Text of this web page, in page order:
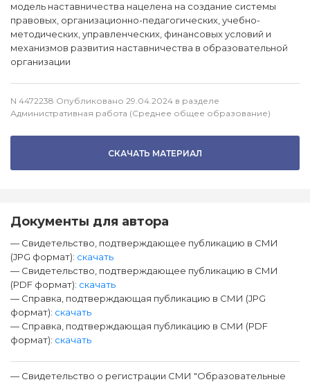
модель наставничества нацелена на создание системы
правовых, организационно-педагогических, учебно-
методических, управленческих, финансовых условий и
механизмов развития наставничества в образовательной
организации
N 4472238 Опубликовано 29.04.2024 в разделе
Административная работа (Среднее общее образование)
СКАЧАТЬ МАТЕРИАЛ
Документы для автора
— Свидетельство, подтверждающее публикацию в СМИ
(JPG формат): скачать
— Свидетельство, подтверждающее публикацию в СМИ
(PDF формат): скачать
— Справка, подтверждающая публикацию в СМИ (JPG
формат): скачать
— Справка, подтверждающая публикацию в СМИ (PDF
формат): скачать
— Свидетельство о регистрации СМИ "Образовательные